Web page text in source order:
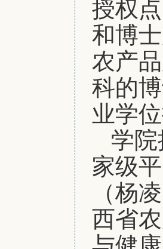
授权
和博
农产
科的
业学
学
家级
（杨
西省